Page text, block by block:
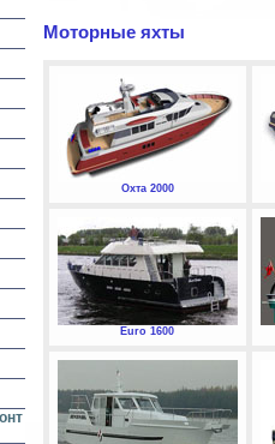
Моторные яхты
Охта 2000
Euro 1600